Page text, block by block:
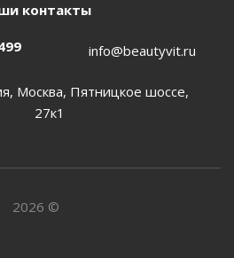
контакты
info@beautyvit.ru
Москва, Пятницкое шоссе,
27к1
2026 ©